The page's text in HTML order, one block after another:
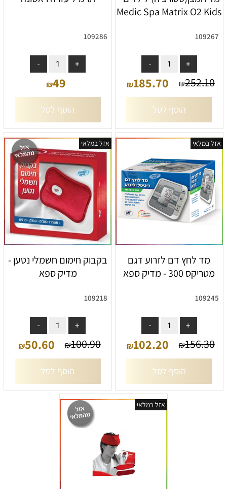
Medic Spa Matrix O2 Kids
109267
₪252.10
₪185.70
הוסף לסל
109286
₪49
הוסף לסל
אזל במלאי
מד לחץ דם לזרוע דגם
מטריקס 300 - מדיק ספא
109245
₪156.30
₪102.20
הוסף לסל
אזל במלאי
בקבוק חימום חשמלי נטען -
מדיק ספא
109218
₪100.90
₪50.60
הוסף לסל
אזל במלאי